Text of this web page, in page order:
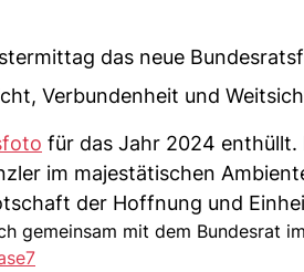
das neue
Verbundenheit und
für das Jahr 2024 enthüllt.
im majestätischen
der Hoffnung und
gemeinsam mit dem Bundesrat